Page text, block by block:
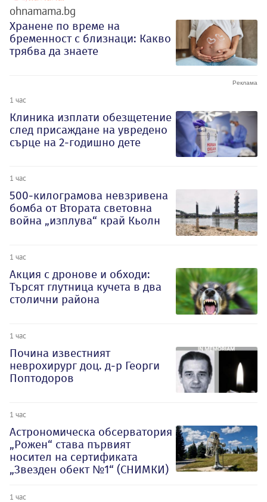
ohnamama.bg
Хранене по време на
бременност с близнаци: Какво
трябва да знаете
1 час
Клиника изплати обезщетение
след присаждане на увредено
сърце на 2-годишно дете
1 час
500-килограмова невзривена
бомба от Втората световна
война „изплува“ край Кьолн
1 час
Акция с дронове и обходи:
Търсят глутница кучета в два
столични района
1 час
Почина известният
неврохирург доц. д-р Георги
Поптодоров
1 час
Астрономическа обсерватория
„Рожен“ става първият
носител на сертификата
„Звезден обект №1“ (СНИМКИ)
1 час